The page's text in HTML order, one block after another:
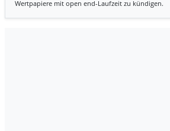
Wertpapiere mit open end-Laufzeit zu kündigen.